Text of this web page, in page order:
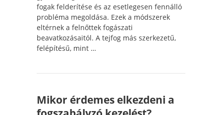
fogak felderítése és az esetlegesen fennálló
probléma megoldása. Ezek a módszerek
eltérnek a felnőttek fogászati
beavatkozásaitól. A tejfog más szerkezetű,
felépítésű, mint …
Mikor érdemes elkezdeni a